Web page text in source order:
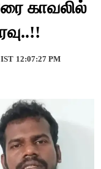
காவலில்
12:07:27 PM